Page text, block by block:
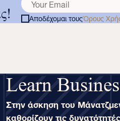
Αποδέχομαι τουςΌρους
Learn
Στην άσκηση του
καθορίζουν τις